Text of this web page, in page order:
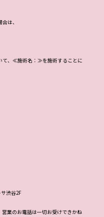
は、
て、≪施術名：≫を施術することに
渋谷2F
業のお電話は一切お受けできかね